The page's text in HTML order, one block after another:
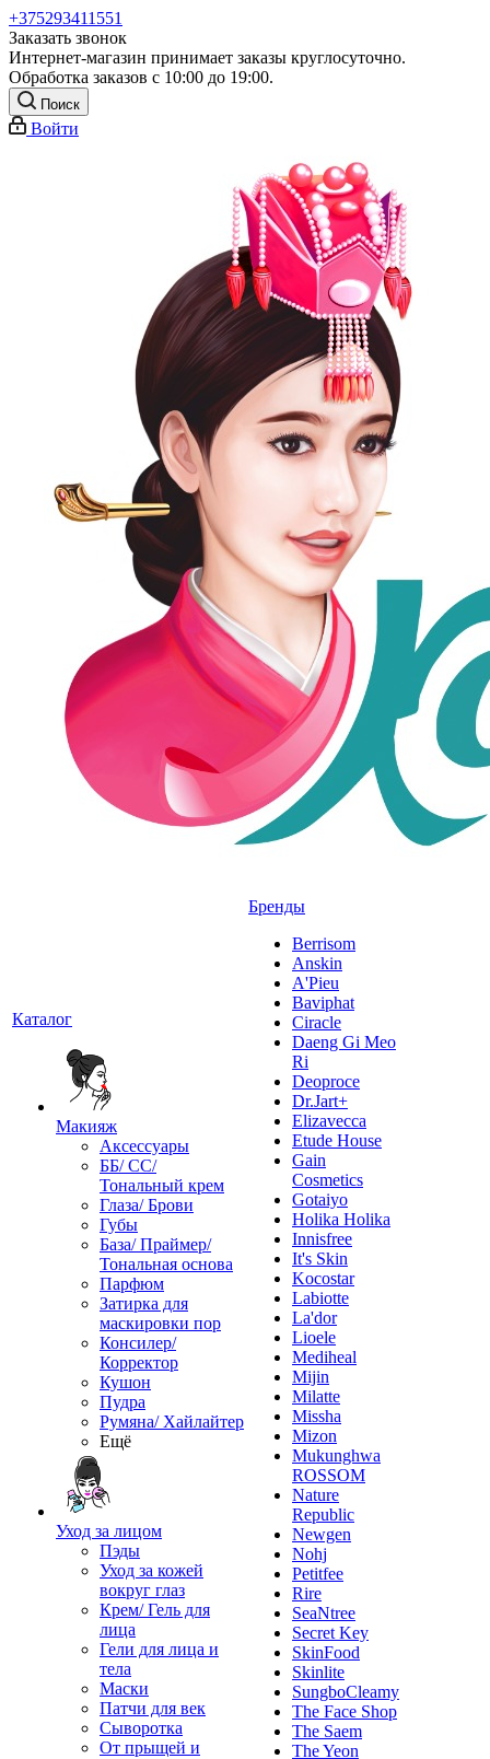
+375293411551
Заказать звонок
Интернет-магазин принимает заказы круглосуточно.
Обработка заказов с 10:00 до 19:00.
Поиск
Войти
Каталог
Макияж
Аксессуары
ББ/ СС/
Тональный крем
Глаза/ Брови
Губы
База/ Праймер/
Тональная основа
Парфюм
Затирка для
маскировки пор
Консилер/
Корректор
Кушон
Пудра
Румяна/ Хайлайтер
Ещё
Уход за лицом
Пэды
Уход за кожей
вокруг глаз
Крем/ Гель для
лица
Гели для лица и
тела
Маски
Патчи для век
Сыворотка
От прыщей и
Бренды
Berrisom
Anskin
A'Pieu
Baviphat
Ciracle
Daeng Gi Meo
Ri
Deoproce
Dr.Jart+
Elizavecca
Etude House
Gain
Cosmetics
Gotaiyo
Holika Holika
Innisfree
It's Skin
Kocostar
Labiotte
La'dor
Lioele
Mediheal
Mijin
Milatte
Missha
Mizon
Mukunghwa
ROSSOM
Nature
Republic
Newgen
Nohj
Petitfee
Rire
SeaNtree
Secret Key
SkinFood
Skinlite
SungboCleamy
The Face Shop
The Saem
The Yeon